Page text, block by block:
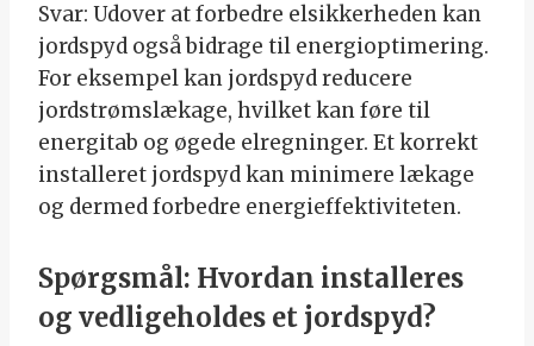
Svar: Udover at forbedre elsikkerheden kan
jordspyd også bidrage til energioptimering.
For eksempel kan jordspyd reducere
jordstrømslækage, hvilket kan føre til
energitab og øgede elregninger. Et korrekt
installeret jordspyd kan minimere lækage
og dermed forbedre energieffektiviteten.
Spørgsmål: Hvordan installeres
og vedligeholdes et jordspyd?